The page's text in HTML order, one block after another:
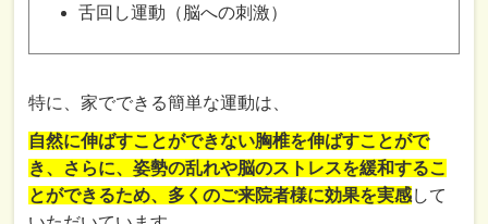
舌回し運動（脳への刺激）
特に、家でできる簡単な運動は、
自然に伸ばすことができない胸椎を伸ばすことがで
き、さらに、姿勢の乱れや脳のストレスを緩和するこ
とができるため、多くのご来院者様に効果を実感して